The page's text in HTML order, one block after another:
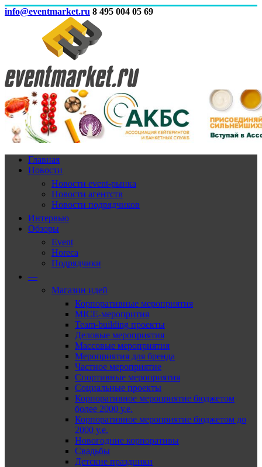
info@eventmarket.ru 8 495 004 05 69
Главная
Новости
Новости event-рынка
Новости агентств
Новости подрядчиков
Интервью
Обзоры
Event
Horeca
Подрядчики
—
Магазин идей
Корпоративные мероприятия
MICE-меропрития
Team-building проекты
Деловые мероприятия
Массовые мероприятия
Мероприятия для бренда
Частное мероприятие
Спортивные мероприятия
Социальные проекты
Корпоративное мероприятие бюджетом
более 2000 у.е.
Корпоративное мероприятие бюджетом до
2000 у.е.
Новогодние корпоративы
Свадьбы
Детские праздники